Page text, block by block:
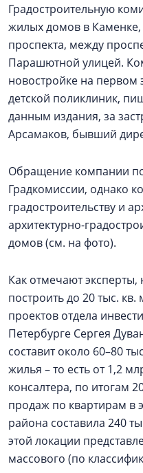
Градостроительную
жилых домов в
проспекта, между
Парашютной улицей.
новостройке на первом
детской поликлиник,
данным издания, за
Арсамаков, бывший
Обращение компании
Градкомиссии, однако
градостроительству и
архитектурно-
домов (см. на фото).
Как отмечают эксперты,
построить до 20 тыс.
проектов отдела
Петербурге Сергея
составит около 60–80
жилья – то есть от 1,2
консалтера, по итогам
продаж по квартирам в
района составила 240
этой локации
массового (по